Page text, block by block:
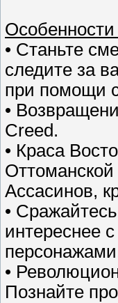
Особенности
• Станьте
следите за
при помощи
•
Creed.
• Краса
Ассасинов,
•
интереснее
•
Познайте